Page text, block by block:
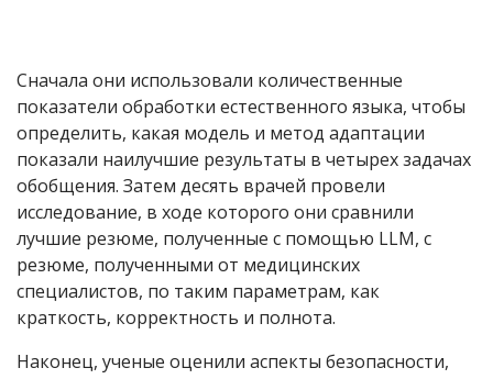
Сначала они использовали количественные
показатели обработки естественного языка, чтобы
определить, какая модель и метод адаптации
показали наилучшие результаты в четырех задачах
обобщения. Затем десять врачей провели
исследование, в ходе которого они сравнили
лучшие резюме, полученные с помощью LLM, с
резюме, полученными от медицинских
специалистов, по таким параметрам, как
краткость, корректность и полнота.
Наконец, ученые оценили аспекты безопасности,